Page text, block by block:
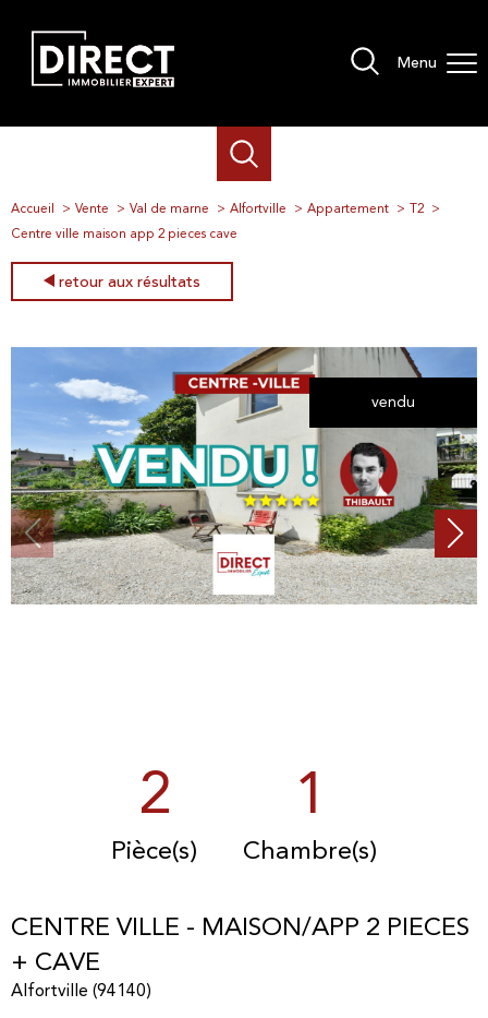
Menu
Accueil Vente Val de marne Alfortville Appartement
T2
Centre ville maison app 2 pieces cave
retour aux résultats
vendu
2
Pièce(s)
1
Chambre(s)
CENTRE VILLE - MAISON/APP 2 PIECES
+ CAVE
Alfortville (94140)